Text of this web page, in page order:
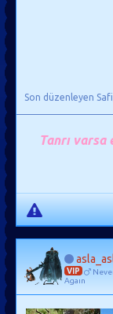
Son düzenleyen
Tanrı varsa
VIP
Agaın